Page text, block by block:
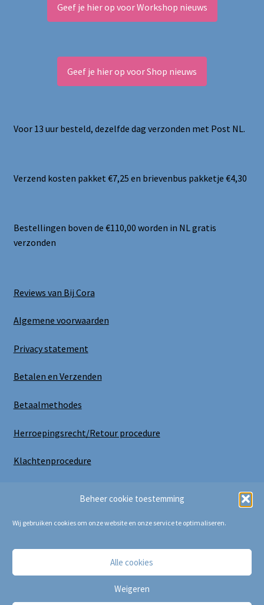
Beheer cookie toestemming
Wij gebruiken cookies om onze website en onze service te optimaliseren.
Alle cookies
Weigeren
Geef je hier op voor Workshop nieuws
Geef je hier op voor Shop nieuws
Voor 13 uur besteld, dezelfde dag verzonden met Post NL.
Verzend kosten pakket €7,25 en brievenbus pakketje €4,30
Bestellingen boven de €110,00 worden in NL gratis
verzonden
Reviews van Bij Cora
Algemene voorwaarden
Privacy statement
Betalen en Verzenden
Betaalmethodes
Herroepingsrecht/Retour procedure
Klachtenprocedure
Copyright Bij Cora 2025